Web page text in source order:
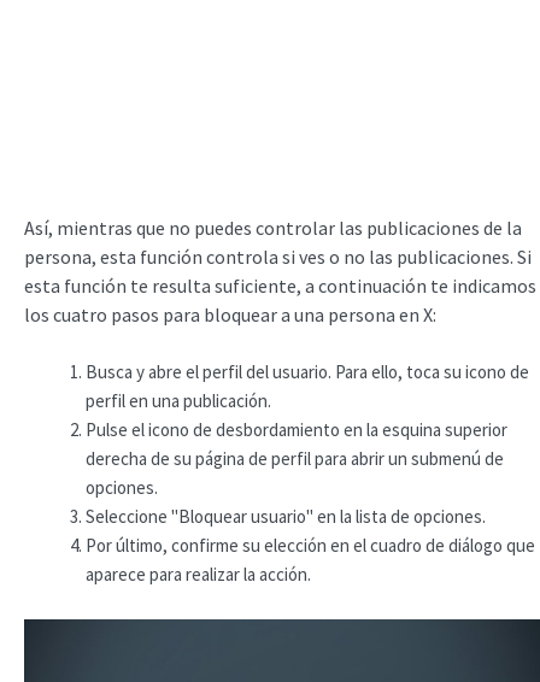
Así, mientras que no puedes controlar las publicaciones de la
persona, esta función controla si ves o no las publicaciones. Si
esta función te resulta suficiente, a continuación te indicamos
los cuatro pasos para bloquear a una persona en X:
Busca y abre el perfil del usuario. Para ello, toca su icono de
perfil en una publicación.
Pulse el icono de desbordamiento en la esquina superior
derecha de su página de perfil para abrir un submenú de
opciones.
Seleccione "Bloquear usuario" en la lista de opciones.
Por último, confirme su elección en el cuadro de diálogo que
aparece para realizar la acción.